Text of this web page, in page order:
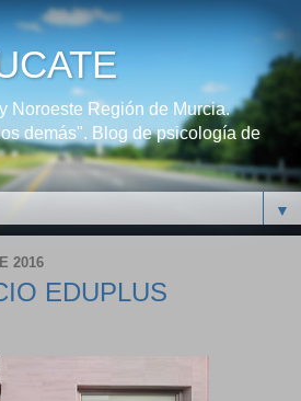
Noroeste Región de Murcia.
demás". Blog de psicología de
▼
2016
EDUPLUS